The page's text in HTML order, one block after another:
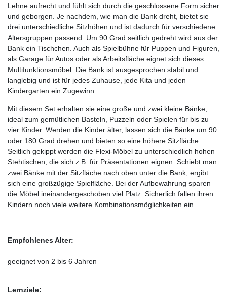
Lehne aufrecht und fühlt sich durch die geschlossene Form sicher
und geborgen. Je nachdem, wie man die Bank dreht, bietet sie
drei unterschiedliche Sitzhöhen und ist dadurch für verschiedene
Altersgruppen passend. Um 90 Grad seitlich gedreht wird aus der
Bank ein Tischchen. Auch als Spielbühne für Puppen und Figuren,
als Garage für Autos oder als Arbeitsfläche eignet sich dieses
Multifunktionsmöbel. Die Bank ist ausgesprochen stabil und
langlebig und ist für jedes Zuhause, jede Kita und jeden
Kindergarten ein Zugewinn.
Mit diesem Set erhalten sie eine große und zwei kleine Bänke,
ideal zum gemütlichen Basteln, Puzzeln oder Spielen für bis zu
vier Kinder. Werden die Kinder älter, lassen sich die Bänke um 90
oder 180 Grad drehen und bieten so eine höhere Sitzfläche.
Seitlich gekippt werden die Flexi-Möbel zu unterschiedlich hohen
Stehtischen, die sich z.B. für Präsentationen eignen. Schiebt man
zwei Bänke mit der Sitzfläche nach oben unter die Bank, ergibt
sich eine großzügige Spielfläche. Bei der Aufbewahrung sparen
die Möbel ineinandergeschoben viel Platz. Sicherlich fallen ihren
Kindern noch viele weitere Kombinationsmöglichkeiten ein.
Empfohlenes Alter:
geeignet von 2 bis 6 Jahren
Lernziele: